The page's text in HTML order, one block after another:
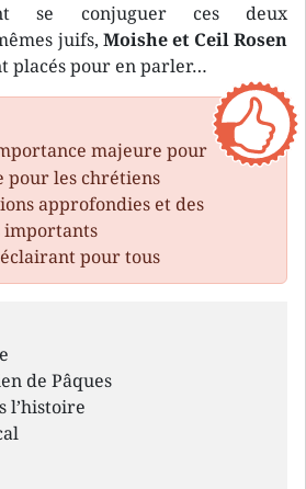
se conjuguer ces deux
juifs, Moishe et Ceil Rosen
placés pour en parler…
majeure pour
pour les chrétiens
approfondies et des
importants
pour tous
de Pâques
l’histoire